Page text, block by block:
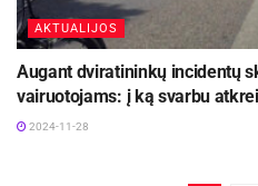
AKTUALIJOS
Augant dviratininkų incidentų
vairuotojams: į ką svarbu
2024-11-28